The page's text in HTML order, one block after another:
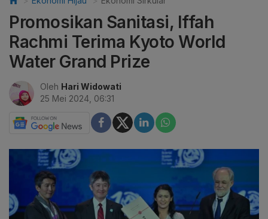
Promosikan Sanitasi, Iffah
Rachmi Terima Kyoto World
Water Grand Prize
Oleh Hari Widowati
25 Mei 2024, 06:31